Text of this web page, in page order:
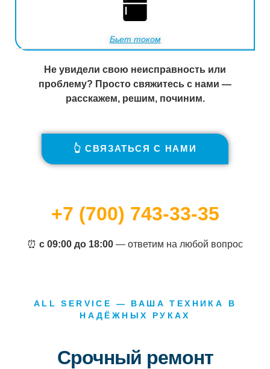
Бьет током
Не увидели свою неисправность или
проблему? Просто свяжитесь с нами —
расскажем, решим, починим.
👆 СВЯЗАТЬСЯ С НАМИ
+7 (700) 743-33-35
⏰ с 09:00 до 18:00 — ответим на любой вопрос
ALL SERVICE — ВАША ТЕХНИКА В
НАДЁЖНЫХ РУКАХ
Срочный ремонт